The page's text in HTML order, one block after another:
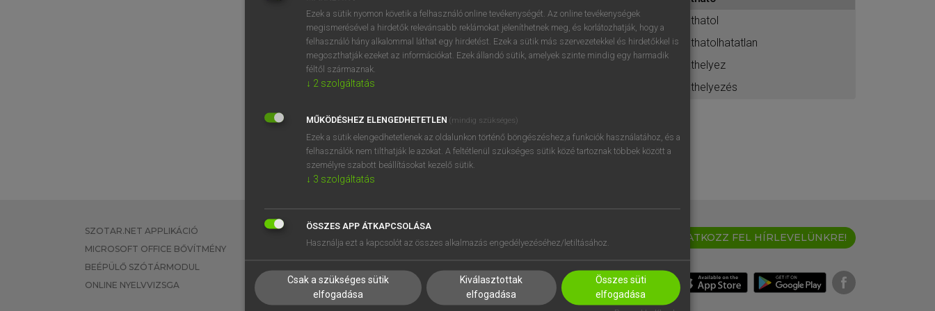
BELÉPÉS
próbaverziójának elindításához
regisztrálok ésbelépek.
REGISZTRÁCIÓ
áthatol
áthatolhatatlan
áthelyez
áthelyezés
SZOTAR.NET APPLIKÁCIÓ
MICROSOFT OFFICE BŐVÍTMÉNY
BEÉPÜLŐ SZÓTÁRMODUL
ONLINE NYELVVIZSGA
EGYÉNI FELHASZNÁLÓKNAK
TANULÓKNAK
VÁLLALATI MEGOLDÁSOK
SÚGÓ
RÓLUNK
SÜTI BEÁLLÍTÁSOK
IRATKOZZ FEL HÍRLEVELÜNKRE!
Ezek a sütik nyomon követik a felhasználó online tevékenységét. Az online tevékenységek
megismerésével a hirdetők relevánsabb reklámokat jeleníthetnek meg, és korlátozhatják, hogy a
felhasználó hány alkalommal láthat egy hirdetést. Ezek a sütik más szervezetekkel és hirdetőkkel is
megoszthatják ezeket az információkat. Ezek állandó sütik, amelyek szinte mindig egy harmadik
féltől származnak.
↓ 2 szolgáltatás
MŰKÖDÉSHEZ ELENGEDHETETLEN (mindig szükséges)
Ezek a sütik elengedhetetlenek az oldalunkon történő böngészéshez,a funkciók használatához, és a
felhasználók nem tilthatják le azokat. A feltétlenül szükséges sütik közé tartoznak többek között a
személyre szabott beállításokat kezelő sütik.
↓ 3 szolgáltatás
ÖSSZES APP ÁTKAPCSOLÁSA
Használja ezt a kapcsolót az összes alkalmazás engedélyezéséhez/letiltásához.
Csak a szükséges sütik
elfogadása
Kiválasztottak
elfogadása
Összes süti
elfogadása